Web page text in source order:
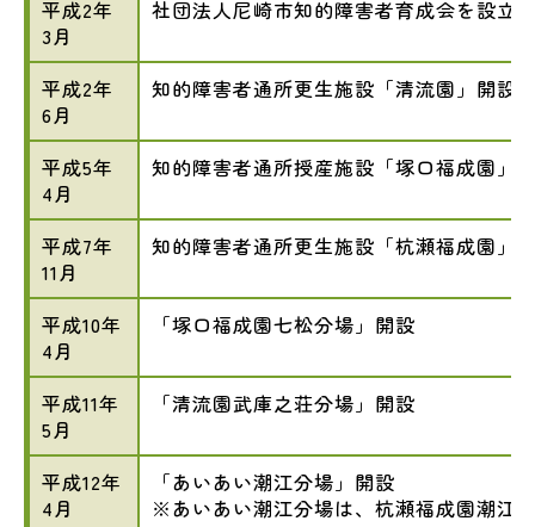
平成2年
3月
社団法人尼崎市知的障害者育成会を設立
平成2年
6月
知的障害者通所更生施設「清流園」開設
平成5年
4月
知的障害者通所授産施設「塚口福成園」
平成7年
11月
知的障害者通所更生施設「杭瀬福成園」
平成10年
4月
「塚口福成園七松分場」開設
平成11年
5月
「清流園武庫之荘分場」開設
平成12年
4月
「あいあい潮江分場」開設
※あいあい潮江分場は、杭瀬福成園潮江